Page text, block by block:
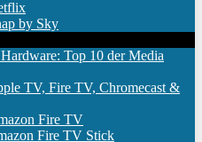
by Sky
Top 10 der Media
TV, Fire TV, Chromecast &
Fire TV
Fire TV Stick